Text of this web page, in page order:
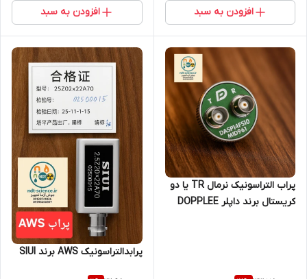
افزودن به سبد افزودن به سبد
پراب التراسونیک نرمال TR یا دو
کریستال برند داپلر DOPPLEE
پرابدالتراسونیک AWS برند SIUI